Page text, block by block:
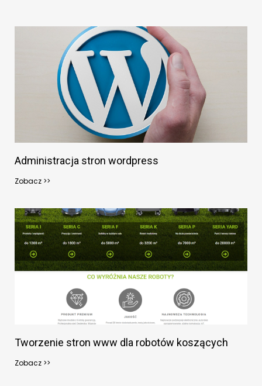
Administracja stron wordpress
Zobacz >>
Tworzenie stron www dla robotów koszących
Zobacz >>